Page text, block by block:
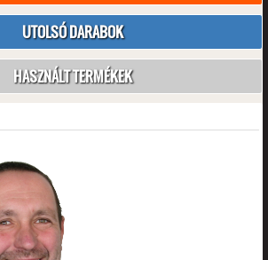
UTOLSÓ DARABOK
HASZNÁLT TERMÉKEK